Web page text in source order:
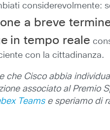
considerevolmente:
a breve
in tempo reale
con la cittadinanza.
che Cisco abbia
associato al
Teamse speriamo di